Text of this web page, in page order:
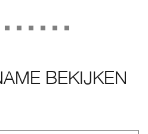
BEKIJKEN